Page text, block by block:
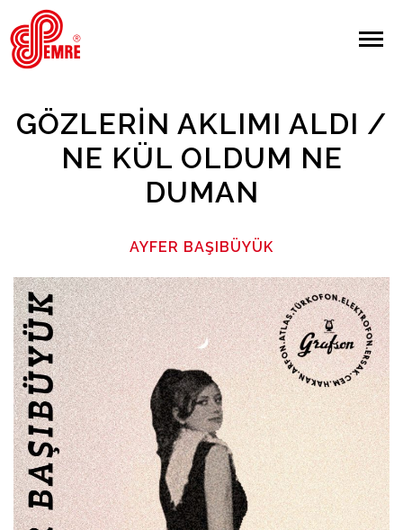
EMRE PLAK
ARAMA
Giriş Yap/Kayıt Ol
Hakkımızda
Sanatçılar
Albümler
İletişim
en
GÖZLERIN AKLIMI ALDI /
NE KÜL OLDUM NE
DUMAN
AYFER BAŞIBÜYÜK